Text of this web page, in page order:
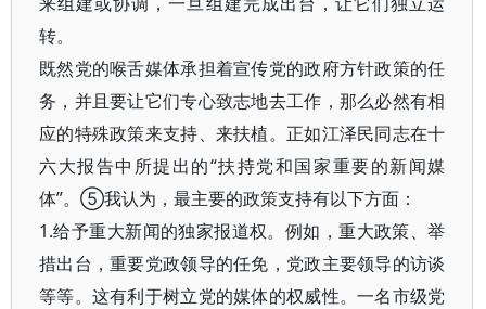
转。
既然党的喉舌媒体承担着宣传党的政府方针政策的任
务，并且要让它们专心致志地去工作，那么必然有相
应的特殊政策来支持、来扶植。正如江泽民同志在十
六大报告中所提出的“扶持党和国家重要的新闻媒
体”。⑤我认为，最主要的政策支持有以下方面：
1.给予重大新闻的独家报道权。例如，重大政策、举
措出台，重要党政领导的任免，党政主要领导的访谈
等等。这有利于树立党的媒体的权威性。一名市级党